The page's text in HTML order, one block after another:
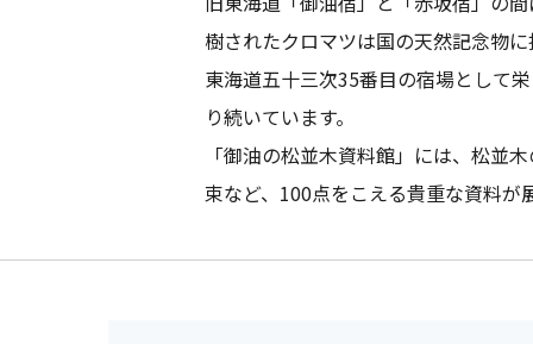
樹されたクロマツは国の天然記念物
東海道五十三次35番目の宿場として
り続いています。
「御油の松並木資料館」には、松並
束など、100点をこえる貴重な資料が